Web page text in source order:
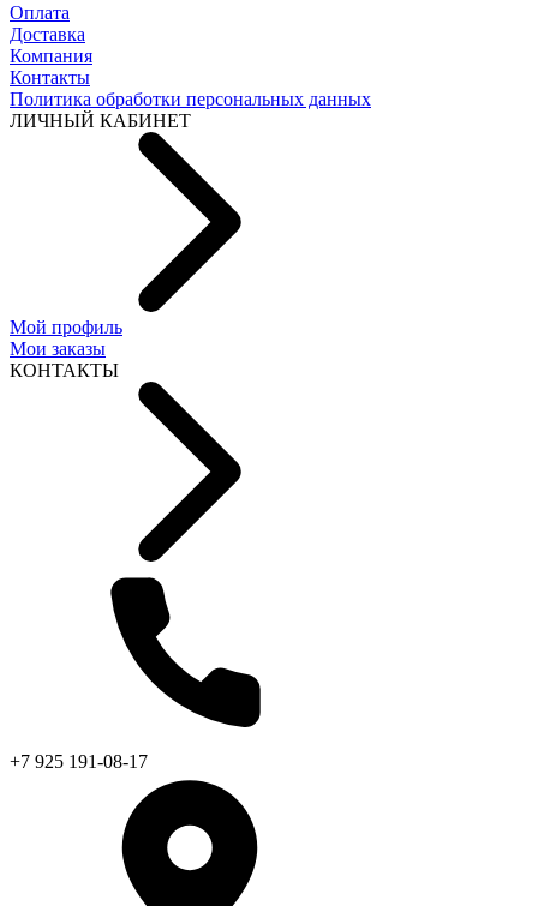
Оплата
Доставка
Компания
Контакты
Политика обработки персональных данных
ЛИЧНЫЙ КАБИНЕТ
Мой профиль
Мои заказы
КОНТАКТЫ
+7 925 191-08-17